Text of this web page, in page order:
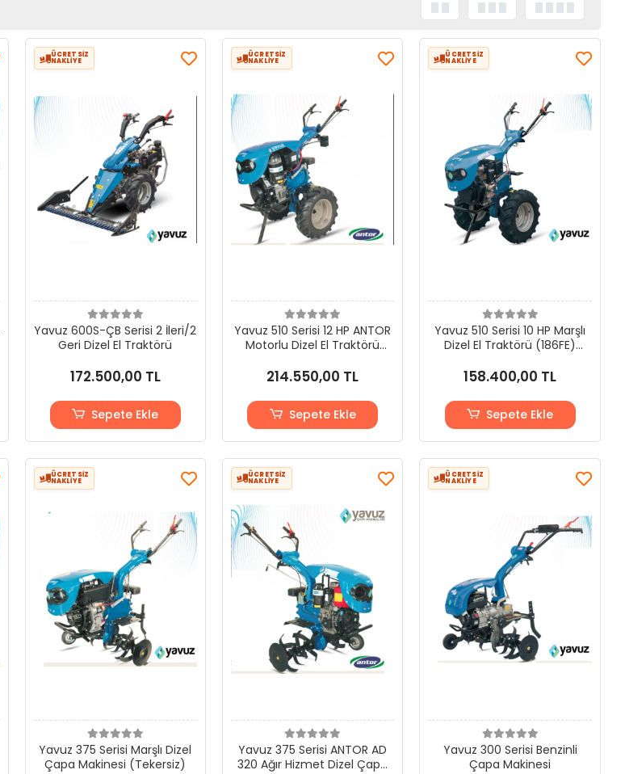
ÜCRETSİZ
NAKLİYE
Yavuz 600S-ÇB Serisi 2 İleri/2
Geri Dizel El Traktörü
172.500,00 TL
Sepete Ekle
ÜCRETSİZ
NAKLİYE
Yavuz 510 Serisi 12 HP ANTOR
Motorlu Dizel El Traktörü
214.550,00 TL
Sepete Ekle
ÜCRETSİZ
NAKLİYE
Yavuz 510 Serisi 10 HP Marşlı
Dizel El Traktörü (186FE)
158.400,00 TL
Sepete Ekle
ÜCRETSİZ
NAKLİYE
Yavuz 375 Serisi Marşlı Dizel
Çapa Makinesi (Tekersiz)
ÜCRETSİZ
NAKLİYE
Yavuz 375 Serisi ANTOR AD
320 Ağır Hizmet Dizel Çapa
ÜCRETSİZ
NAKLİYE
Yavuz 300 Serisi Benzinli
Çapa Makinesi